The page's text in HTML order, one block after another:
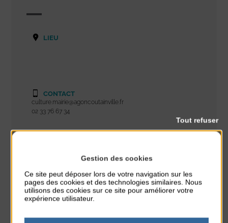
LIEU
CONTACT
culture.mairie@agoncoutainville.fr
02 33 76 67 34
agoncoutainville.frGestion des cookies
Ce site peut déposer lors de votre navigation sur les
pages des cookies et des technologies similaires. Nous
utilisons des cookies sur ce site pour améliorer votre
expérience utilisateur.
Tout refuser